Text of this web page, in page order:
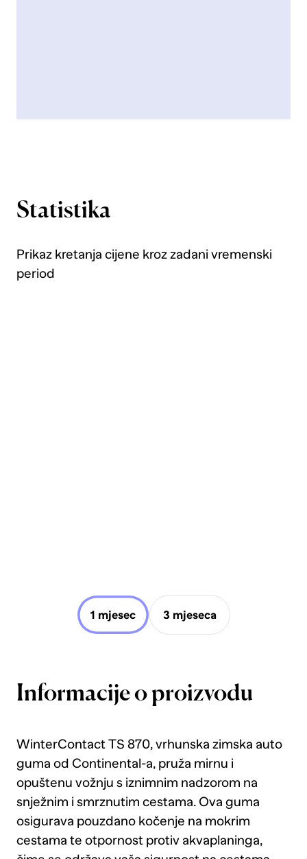
Statistika
Prikaz kretanja cijene kroz zadani vremenski
period
1 mjesec 3 mjeseca
Informacije o proizvodu
WinterContact TS 870, vrhunska zimska auto
guma od Continental-a, pruža mirnu i
opuštenu vožnju s iznimnim nadzorom na
snježnim i smrznutim cestama. Ova guma
osigurava pouzdano kočenje na mokrim
cestama te otpornost protiv akvaplaninga,